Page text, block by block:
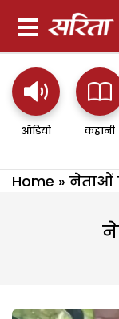
ऑडियो कहानी
Home » नेताओं